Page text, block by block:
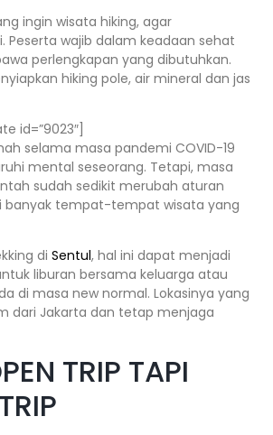
ingin wisata hiking, agar
Peserta wajib dalam keadaan sehat
perlengkapan yang dibutuhkan.
hiking pole, air mineral dan jas
id=”9023″]
selama masa pandemi COVID-19
mental seseorang. Tetapi, masa
sudah sedikit merubah aturan
banyak tempat-tempat wisata yang
di Sentul, hal ini dapat menjadi
liburan bersama keluarga atau
di masa new normal. Lokasinya yang
dari Jakarta dan tetap menjaga
TRIP TAPI